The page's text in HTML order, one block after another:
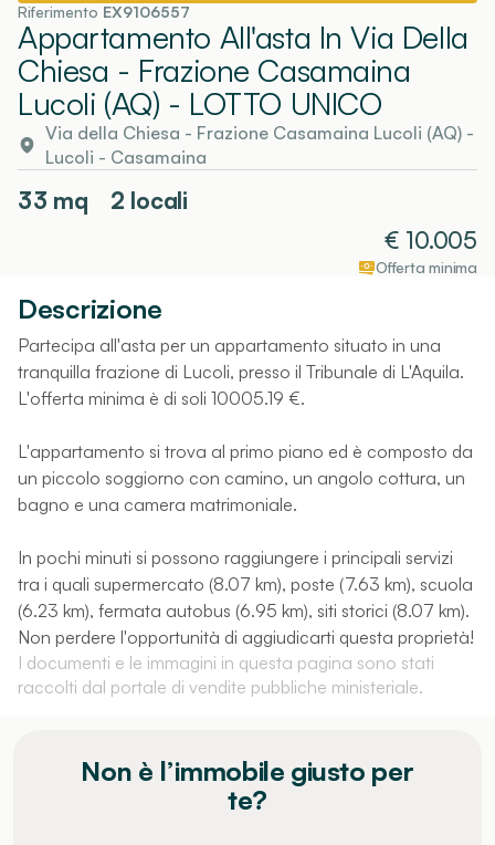
Riferimento EX9106557
Appartamento All'asta In Via Della
Chiesa - Frazione Casamaina
Lucoli (AQ) - LOTTO UNICO
Via della Chiesa - Frazione Casamaina Lucoli (AQ) -
Lucoli - Casamaina
33 mq
2 locali
€ 10.005
Offerta minima
Descrizione
Partecipa all'asta per un appartamento situato in una
tranquilla frazione di Lucoli, presso il Tribunale di L'Aquila.
L'offerta minima è di soli 10005.19 €.
L'appartamento si trova al primo piano ed è composto da
un piccolo soggiorno con camino, un angolo cottura, un
bagno e una camera matrimoniale.
In pochi minuti si possono raggiungere i principali servizi
tra i quali supermercato (8.07 km), poste (7.63 km), scuola
(6.23 km), fermata autobus (6.95 km), siti storici (8.07 km).
Non perdere l'opportunità di aggiudicarti questa proprietà!
I documenti e le immagini in questa pagina sono stati
raccolti dal portale di vendite pubbliche ministeriale.
Non è l’immobile giusto per
te?